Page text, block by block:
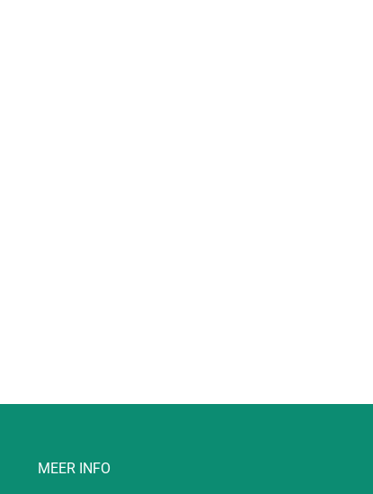
MEER INFO